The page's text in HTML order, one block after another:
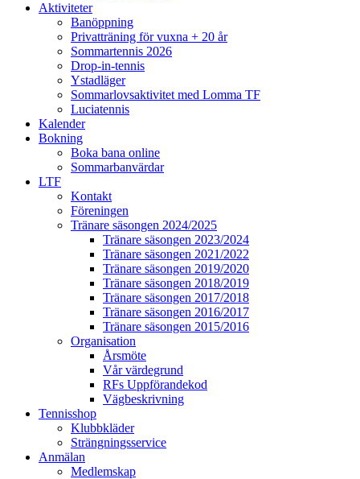
Aktiviteter
Banöppning
Privatträning för vuxna + 20 år
Sommartennis 2026
Drop-in-tennis
Ystadläger
Sommarlovsaktivitet med Lomma TF
Luciatennis
Kalender
Bokning
Boka bana online
Sommarbanvärdar
LTF
Kontakt
Föreningen
Tränare säsongen 2024/2025
Tränare säsongen 2023/2024
Tränare säsongen 2021/2022
Tränare säsongen 2019/2020
Tränare säsongen 2018/2019
Tränare säsongen 2017/2018
Tränare säsongen 2016/2017
Tränare säsongen 2015/2016
Organisation
Årsmöte
Vår värdegrund
RFs Uppförandekod
Vägbeskrivning
Tennisshop
Klubbkläder
Strängningsservice
Anmälan
Medlemskap